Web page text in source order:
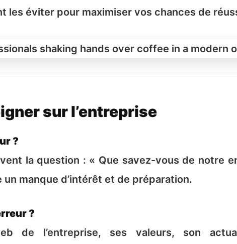
les éviter pour maximiser vos chances de
sur l’entreprise
?
la question : « Que savez-vous de notre
manque d’intérêt et de préparation.
?
de l’entreprise, ses valeurs, son